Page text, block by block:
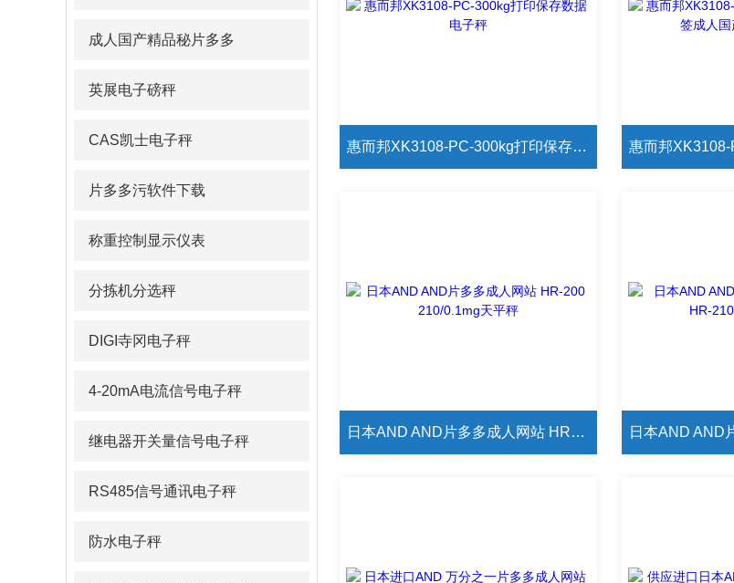
成人国产精品秘片多多
英展电子磅秤
CAS凯士电子秤
片多多污软件下载
称重控制显示仪表
分拣机分选秤
DIGI寺冈电子秤
4-20mA电流信号电子秤
继电器开关量信号电子秤
RS485信号通讯电子秤
防水电子秤
惠而邦XK3108-PC-300kg打印保存数据电子秤
日本AND AND片多多成人网站 HR-200 210/0.1mg天平秤